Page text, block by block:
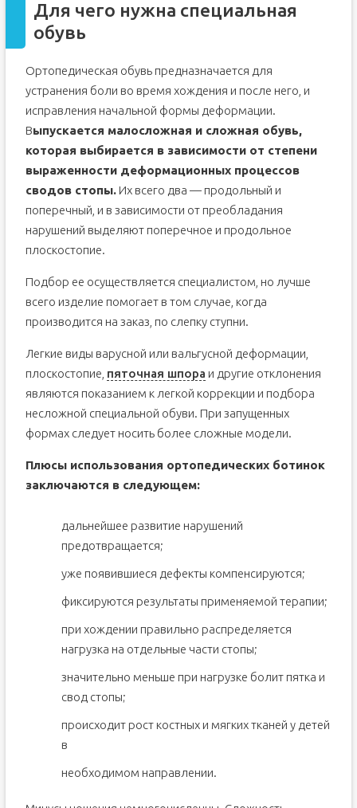
Для чего нужна специальная
обувь
Ортопедическая обувь предназначается для
устранения боли во время хождения и после него, и
исправления начальной формы деформации.
Выпускается малосложная и сложная обувь,
которая выбирается в зависимости от степени
выраженности деформационных процессов
сводов стопы.Их всего два — продольный и
поперечный, и в зависимости от преобладания
нарушений выделяют поперечное и продольное
плоскостопие.
Подбор ее осуществляется специалистом, но лучше
всего изделие помогает в том случае, когда
производится на заказ, по слепку ступни.
Легкие виды варусной или вальгусной деформации,
плоскостопие, пяточная шпора и другие отклонения
являются показанием к легкой коррекции и подбора
несложной специальной обуви. При запущенных
формах следует носить более сложные модели.
Плюсы использования ортопедических ботинок
заключаются в следующем:
дальнейшее развитие нарушений
предотвращается;
уже появившиеся дефекты компенсируются;
фиксируются результаты применяемой терапии;
при хождении правильно распределяется
нагрузка на отдельные части стопы;
значительно меньше при нагрузке болит пятка и
свод стопы;
происходит рост костных и мягких тканей у детей
в
необходимом направлении.